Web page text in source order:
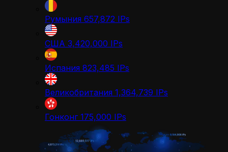
Румыния 657,872 IPs
США 3,420,000 IPs
Испания 823,485 IPs
Великобритания 1,364,739 IPs
Гонконг 175,000 IPs